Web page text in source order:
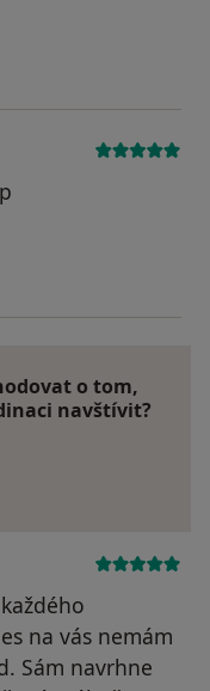
o tom,
navštívit?
na vás nemám
Sám navrhne